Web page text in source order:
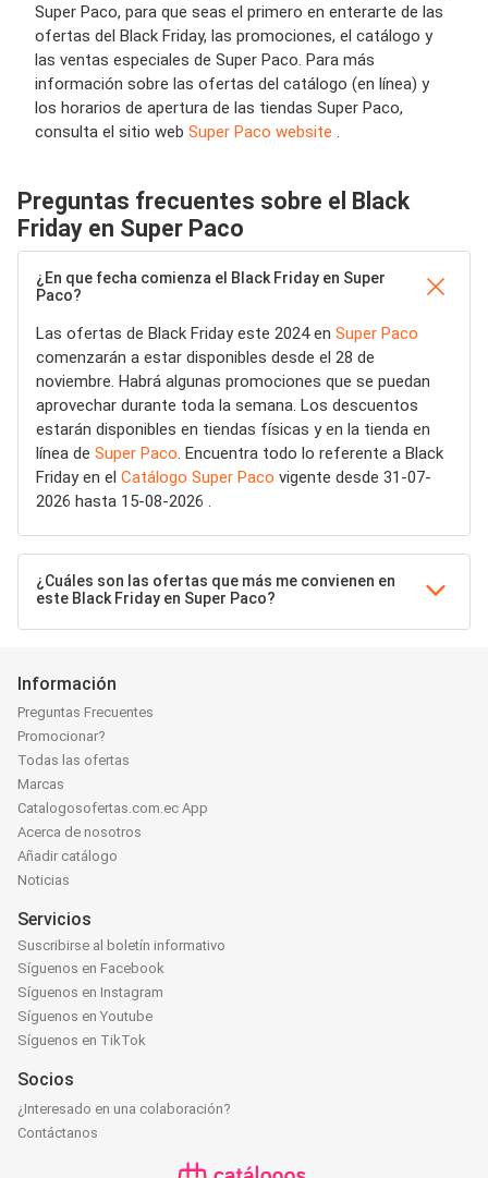
Super Paco, para que seas el primero en enterarte de las
ofertas del Black Friday, las promociones, el catálogo y
las ventas especiales de Super Paco. Para más
información sobre las ofertas del catálogo (en línea) y
los horarios de apertura de las tiendas Super Paco,
consulta el sitio web Super Paco website .
Preguntas frecuentes sobre el Black
Friday en Super Paco
¿En que fecha comienza el Black Friday en Super
Paco?
Las ofertas de Black Friday este 2024 en Super Paco
comenzarán a estar disponibles desde el 28 de
noviembre. Habrá algunas promociones que se puedan
aprovechar durante toda la semana. Los descuentos
estarán disponibles en tiendas físicas y en la tienda en
línea de Super Paco. Encuentra todo lo referente a Black
Friday en el Catálogo Super Paco vigente desde 31-07-
2026 hasta 15-08-2026 .
¿Cuáles son las ofertas que más me convienen en
este Black Friday en Super Paco?
Información
Preguntas Frecuentes
Promocionar?
Todas las ofertas
Marcas
Catalogosofertas.com.ec App
Acerca de nosotros
Añadir catálogo
Noticias
Servicios
Suscribirse al boletín informativo
Síguenos en Facebook
Síguenos en Instagram
Síguenos en Youtube
Síguenos en TikTok
Socios
¿Interesado en una colaboración?
Contáctanos